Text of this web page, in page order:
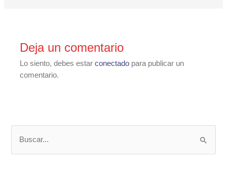
Deja un comentario
Lo siento, debes estarconectado para publicar un
comentario.
u